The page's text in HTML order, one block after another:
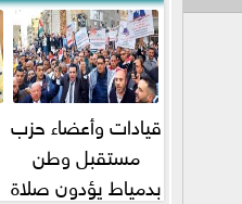
قيادات وأعضاء حزب
مستقبل وطن
بدمياط يؤدون صلاة